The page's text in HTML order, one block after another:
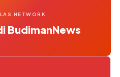
NETWORK
BudimanNews